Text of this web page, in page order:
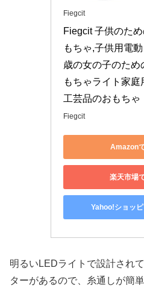
Fiegcit
Fiegcit 子供のた
もちゃ,子供用電
歳の女の子のため
もちゃライト家庭
工芸品のおもちゃ
Fiegcit
Amazon
楽天市場
Yahoo!ショッ
明るいLEDライトで設計され
ターがあるので、糸通しが簡単